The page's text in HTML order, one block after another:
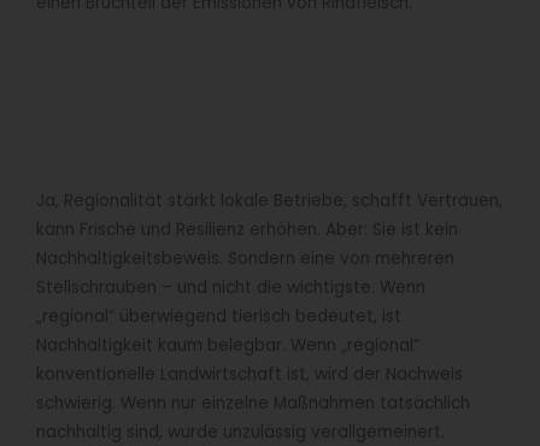
Ja, Regionalität stärkt lokale Betriebe, schafft Vertrauen,
kann Frische und Resilienz erhöhen. Aber: Sie ist kein
Nachhaltigkeitsbeweis. Sondern eine von mehreren
Stellschrauben – und nicht die wichtigste. Wenn
„regional“ überwiegend tierisch bedeutet, ist
Nachhaltigkeit kaum belegbar. Wenn „regional“
konventionelle Landwirtschaft ist, wird der Nachweis
schwierig. Wenn nur einzelne Maßnahmen tatsächlich
nachhaltig sind, wurde unzulässig verallgemeinert.